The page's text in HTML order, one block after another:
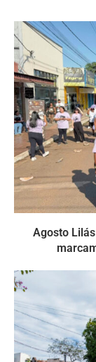
Agosto